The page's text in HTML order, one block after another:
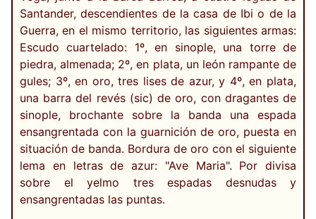
Santander, descendientes de la casa de Ibi o de la
Guerra, en el mismo territorio, las siguientes armas:
Escudo cuartelado: 1º, en sinople, una torre de
piedra, almenada; 2º, en plata, un león rampante de
gules; 3º, en oro, tres lises de azur, y 4º, en plata,
una barra del revés (sic) de oro, con dragantes de
sinople, brochante sobre la banda una espada
ensangrentada con la guarnición de oro, puesta en
situación de banda. Bordura de oro con el siguiente
lema en letras de azur: "Ave Maria". Por divisa
sobre el yelmo tres espadas desnudas y
ensangrentadas las puntas.